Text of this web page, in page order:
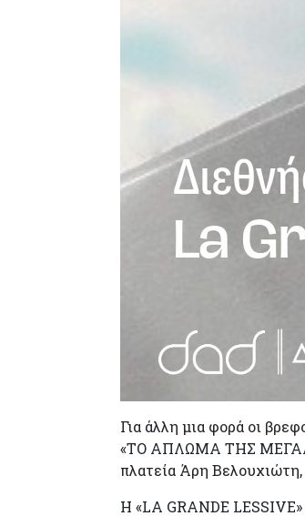
Για άλλη μια φορά οι
«ΤΟ ΑΠΛΩΜΑ ΤΗΣ
πλατεία Άρη Βελουχιώτη,
Η «LA GRANDE